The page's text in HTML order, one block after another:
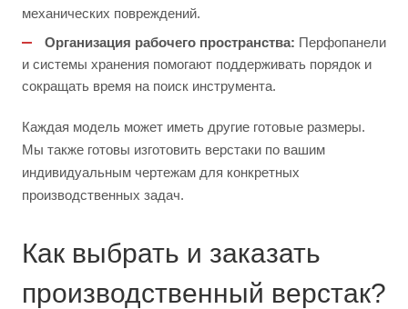
механических повреждений.
Организация рабочего пространства: Перфопанели
и системы хранения помогают поддерживать порядок и
сокращать время на поиск инструмента.
Каждая модель может иметь другие готовые размеры.
Мы также готовы изготовить верстаки по вашим
индивидуальным чертежам для конкретных
производственных задач.
Как выбрать и заказать
производственный верстак?